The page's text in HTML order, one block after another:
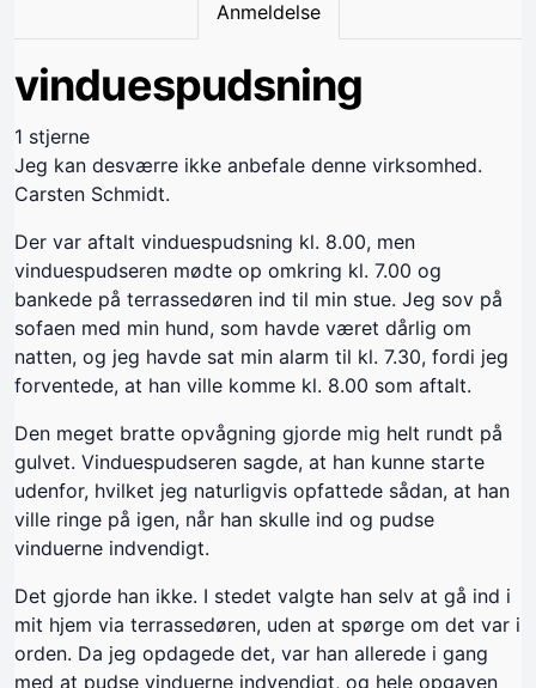
Anmeldelse
vinduespudsning
1 stjerne
Jeg kan desværre ikke anbefale denne virksomhed.
Carsten Schmidt.
Der var aftalt vinduespudsning kl. 8.00, men
vinduespudseren mødte op omkring kl. 7.00 og
bankede på terrassedøren ind til min stue. Jeg sov på
sofaen med min hund, som havde været dårlig om
natten, og jeg havde sat min alarm til kl. 7.30, fordi jeg
forventede, at han ville komme kl. 8.00 som aftalt.
Den meget bratte opvågning gjorde mig helt rundt på
gulvet. Vinduespudseren sagde, at han kunne starte
udenfor, hvilket jeg naturligvis opfattede sådan, at han
ville ringe på igen, når han skulle ind og pudse
vinduerne indvendigt.
Det gjorde han ikke. I stedet valgte han selv at gå ind i
mit hjem via terrassedøren, uden at spørge om det var i
orden. Da jeg opdagede det, var han allerede i gang
med at pudse vinduerne indvendigt, og hele opgaven